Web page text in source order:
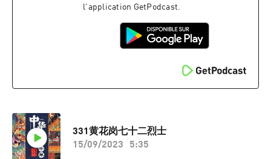
l'application GetPodcast.
331黄花岗七十二烈士
15/09/2023
5:35